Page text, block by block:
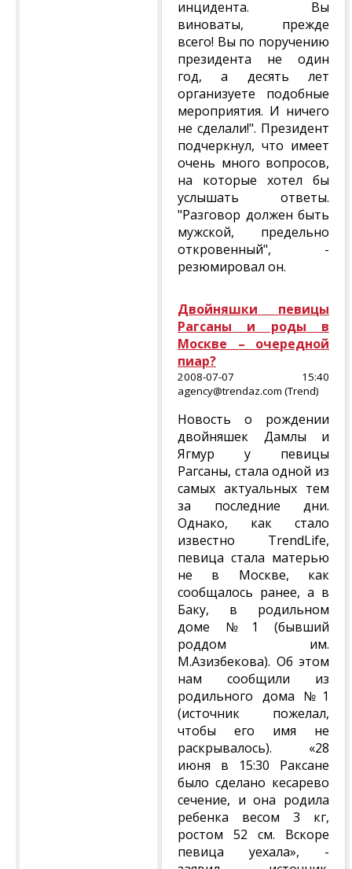
инцидента. Вы
виноваты, прежде
всего! Вы по поручению
президента не один
год, а десять лет
организуете подобные
мероприятия. И ничего
не сделали!". Президент
подчеркнул, что имеет
очень много вопросов,
на которые хотел бы
услышать ответы.
"Разговор должен быть
мужской, предельно
откровенный", -
резюмировал он.
Двойняшки певицы
Рагсаны и роды в
Москве – очередной
пиар?
2008-07-07 15:40
agency@trendaz.com (Trend)
Новость о рождении
двойняшек Дамлы и
Ягмур у певицы
Рагсаны, стала одной из
самых актуальных тем
за последние дни.
Однако, как стало
известно TrendLife,
певица стала матерью
не в Москве, как
сообщалось ранее, а в
Баку, в родильном
доме №1 (бывший
роддом им.
М.Азизбекова). Об этом
нам сообщили из
родильного дома №1
(источник пожелал,
чтобы его имя не
раскрывалось). «28
июня в 15:30 Раксане
было сделано кесарево
сечение, и она родила
ребенка весом 3 кг,
ростом 52 см. Вскоре
певица уехала», -